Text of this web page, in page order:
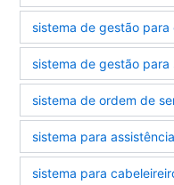
sistema de gestão
sistema de gestão para
sistema de ordem de
sistema para
sistema para